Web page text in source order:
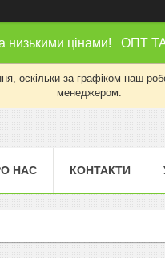
низькими цінами! ОПТ
за графіком наш
менеджером.
НАС КОНТАКТИ